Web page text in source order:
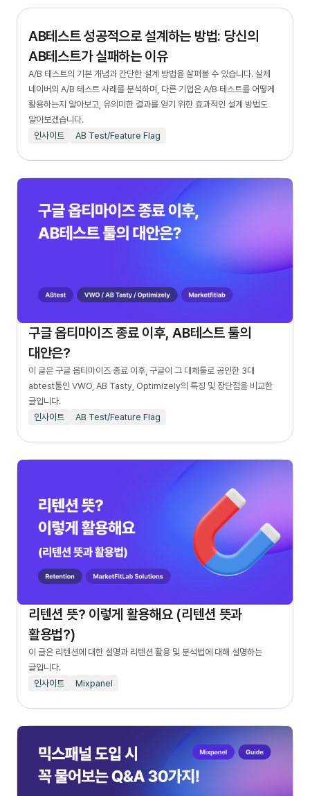
AB테스트 성공적으로 설계하는 방법: 당신의
AB테스트가 실패하는 이유
A/B 테스트의 기본 개념과 간단한 설계 방법을 살펴볼 수 있습니다. 실제
네이버의 A/B 테스트 사례를 분석하며, 다른 기업은 A/B 테스트를 어떻게
활용하는지 알아보고, 유의미한 결과를 얻기 위한 효과적인 설계 방법도
알아보겠습니다.
인사이트
AB Test/Feature Flag
구글 옵티마이즈 종료 이후, AB테스트 툴의
대안은?
이 글은 구글 옵티마이즈 종료 이후, 구글이 그 대체툴로 공인한 3대
abtest툴인 VWO, AB Tasty, Optimizely의 특징 및 장단점을 비교한
글입니다.
인사이트
AB Test/Feature Flag
리텐션 뜻? 이렇게 활용해요 (리텐션 뜻과
활용법?)
이 글은 리텐션에 대한 설명과 리텐션 활용 및 분석법에 대해 설명하는
글입니다.
인사이트
Mixpanel